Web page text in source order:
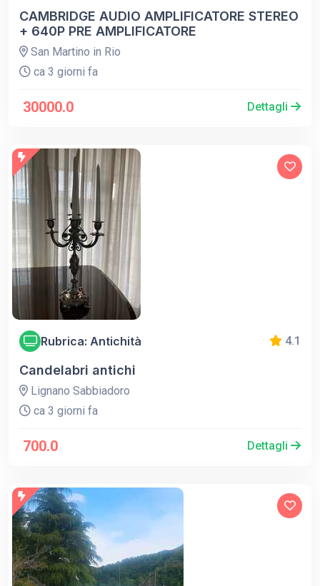
CAMBRIDGE AUDIO AMPLIFICATORE STEREO
+ 640P PRE AMPLIFICATORE
San Martino in Rio
ca 3 giorni fa
30000.0 Dettagli
Rubrica: Antichità 4.1
Candelabri antichi
Lignano Sabbiadoro
ca 3 giorni fa
700.0 Dettagli